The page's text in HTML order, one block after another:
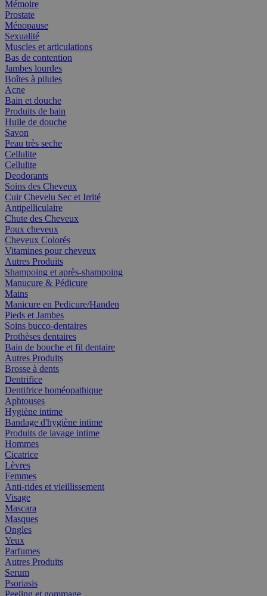
Mémoire
Prostate
Ménopause
Sexualité
Muscles et articulations
Bas de contention
Jambes lourdes
Boîtes à pilules
Acne
Bain et douche
Produits de bain
Huile de douche
Savon
Peau très seche
Cellulite
Cellulite
Deodorants
Soins des Cheveux
Cuir Chevelu Sec et Irrité
Antipelliculaire
Chute des Cheveux
Poux cheveux
Cheveux Colorés
Vitamines pour cheveux
Autres Produits
Shampoing et après-shampoing
Manucure & Pédicure
Mains
Manicure en Pedicure/Handen
Pieds et Jambes
Soins bucco-dentaires
Prothèses dentaires
Bain de bouche et fil dentaire
Autres Produits
Brosse à dents
Dentrifice
Dentifrice homéopathique
Aphtouses
Hygiène intime
Bandage d'hygiène intime
Produits de lavage intime
Hommes
Cicatrice
Lèvres
Femmes
Anti-rides et vieillissement
Visage
Mascara
Masques
Ongles
Yeux
Parfumes
Autres Produits
Serum
Psoriasis